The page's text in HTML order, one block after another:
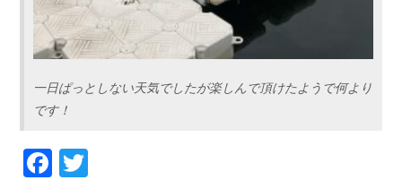
一日ぱっとしない天気でしたが楽しんで頂けたようで何より
です！
Facebook